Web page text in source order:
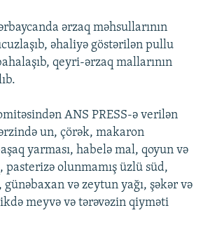
ərzaq məhsullarının
əhaliyə göstərilən pullu
qeyri-ərzaq mallarının
ANS PRESS-ə verilən
un, çörək, makaron
yarması, habelə mal, qoyun və
pasterizə olunmamış üzlü süd,
və zeytun yağı, şəkər və
meyvə və tərəvəzin qiyməti